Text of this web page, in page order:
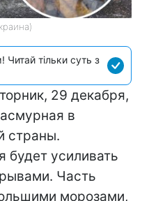
тільки суть з
29 декабря,
в
страны.
усиливать
Часть
морозами,